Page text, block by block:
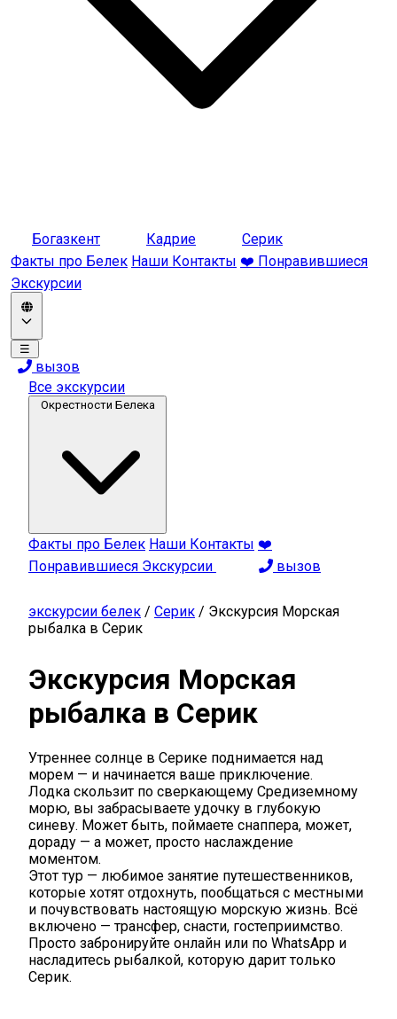
Богазкент Кадрие
Серик
Факты про Белек Наши Контакты ❤️ Понравившиеся
Экскурсии
☰
вызов
Все экскурсии
Окрестности Белека
Факты про Белек Наши Контакты ❤️
Понравившиеся Экскурсии
вызов
экскурсии белек / Серик / Экскурсия Морская
рыбалка в Серик
Экскурсия Морская
рыбалка в Серик
Утреннее солнце в Серике поднимается над
морем — и начинается ваше приключение.
Лодка скользит по сверкающему Средиземному
морю, вы забрасываете удочку в глубокую
синеву. Может быть, поймаете снаппера, может,
дораду — а может, просто наслаждение
моментом.
Этот тур — любимое занятие путешественников,
которые хотят отдохнуть, пообщаться с местными
и почувствовать настоящую морскую жизнь. Всё
включено — трансфер, снасти, гостеприимство.
Просто забронируйте онлайн или по WhatsApp и
насладитесь рыбалкой, которую дарит только
Серик.